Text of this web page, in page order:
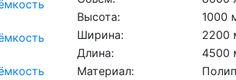
Высота:
1000
Ширина:
2200
Длина:
4500
Материал: